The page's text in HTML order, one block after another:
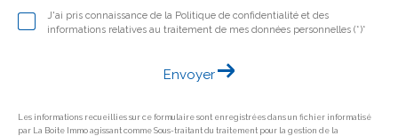
J'ai pris connaissance de la Politique de confidentialité et des
informations relatives au traitement de mes données personnelles (*)*
Envoyer
Les informations recueillies sur ce formulaire sont enregistrées dans un fichier informatisé
par La Boite Immo agissant comme Sous-traitant du traitement pour la gestion de la